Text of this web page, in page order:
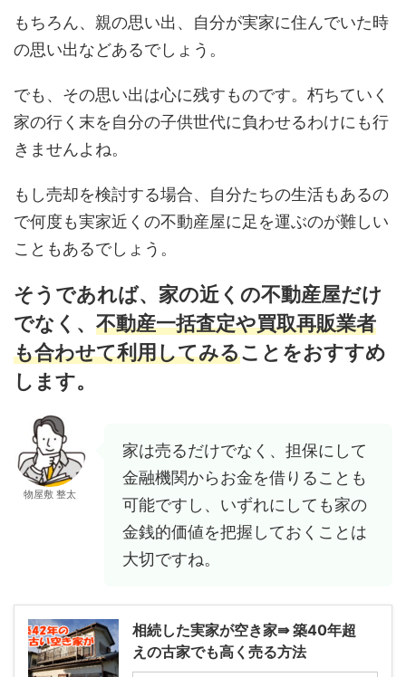
もちろん、親の思い出、自分が実家に住んでいた時
の思い出などあるでしょう。
でも、その思い出は心に残すものです。朽ちていく
家の行く末を自分の子供世代に負わせるわけにも行
きませんよね。
もし売却を検討する場合、自分たちの生活もあるの
で何度も実家近くの不動産屋に足を運ぶのが難しい
こともあるでしょう。
そうであれば、家の近くの不動産屋だけ
でなく、 不動産一括査定や買取再販業者
も合わせて利用してみることをおすすめ
します。
物屋敷 整太
家は売るだけでなく、担保にして
金融機関からお金を借りることも
可能ですし、いずれにしても家の
金銭的価値を把握しておくことは
大切ですね。
相続した実家が空き家⇛ 築40年超
えの古家でも高く売る方法